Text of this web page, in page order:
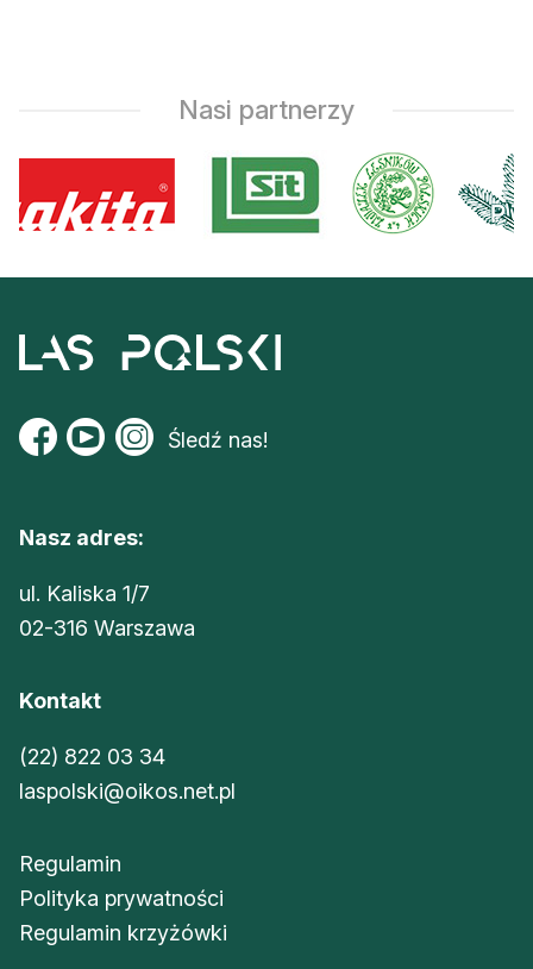
Nasi partnerzy
Śledź nas!
Nasz adres:
ul. Kaliska 1/7
02-316 Warszawa
Kontakt
(22) 822 03 34
laspolski@oikos.net.pl
Regulamin
Polityka prywatności
Regulamin krzyżówki